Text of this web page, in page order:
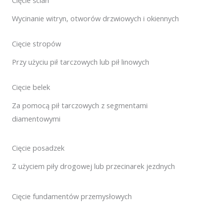
Wycinanie witryn, otworów drzwiowych i okiennych
Cięcie stropów
Przy użyciu pił tarczowych lub pił linowych
Cięcie belek
Za pomocą pił tarczowych z segmentami
diamentowymi
Cięcie posadzek
Z użyciem piły drogowej lub przecinarek jezdnych
Cięcie fundamentów przemysłowych